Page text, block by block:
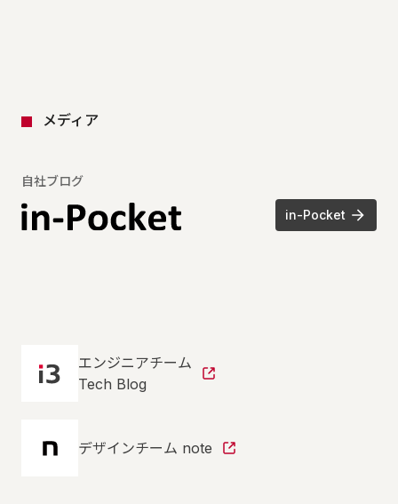
メディア
自社ブログ
in-Pocket
エンジニアチーム
Tech Blog
デザインチーム note